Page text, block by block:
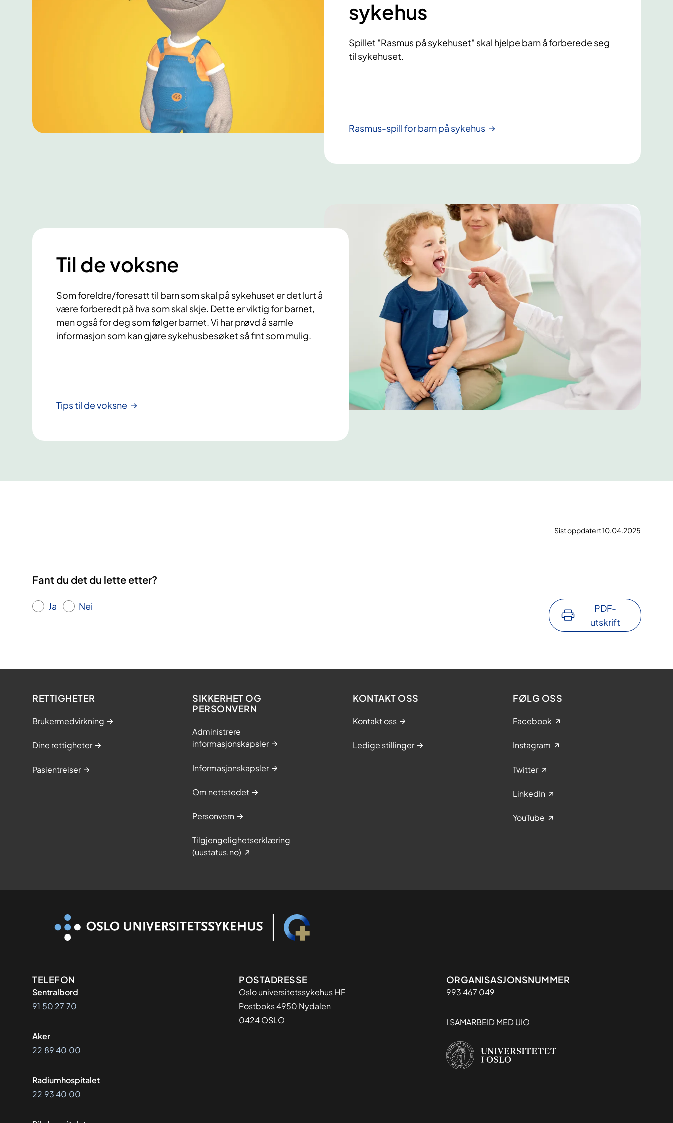
sykehus
Spillet "Rasmus på sykehuset" skal hjelpe barn å forberede seg
til sykehuset.
Rasmus-spill for barn på sykehus
Til de voksne
Som foreldre/foresatt til barn som skal på sykehuset er det lurt å
være forberedt på hva som skal skje. Dette er viktig for barnet,
men også for deg som følger barnet. Vi har prøvd å samle
informasjon som kan gjøre sykehusbesøket så fint som mulig.
Tips til de voksne
Sist oppdatert 10.04.2025
Fant du det du lette etter?
Ja Nei
PDF-
utskrift
RETTIGHETER
Brukermedvirkning
Dine rettigheter
Pasientreiser
SIKKERHET OG
PERSONVERN
Administrere
informasjonskapsler
Informasjonskapsler
Om nettstedet
Personvern
Tilgjengelighetserklæring
(uustatus.no)
KONTAKT OSS
Kontakt oss
Ledige stillinger
FØLG OSS
Facebook
Instagram
Twitter
LinkedIn
YouTube
Kontaktinformasjon
TELEFON
Sentralbord
91 50 27 70
Aker
22 89 40 00
Radiumhospitalet
22 93 40 00
Adresse
POSTADRESSE
Oslo universitetssykehus HF
Postboks 4950 Nydalen
0424 OSLO
Organisasjon
ORGANISASJONSNUMMER
993 467 049
I SAMARBEID MED UIO